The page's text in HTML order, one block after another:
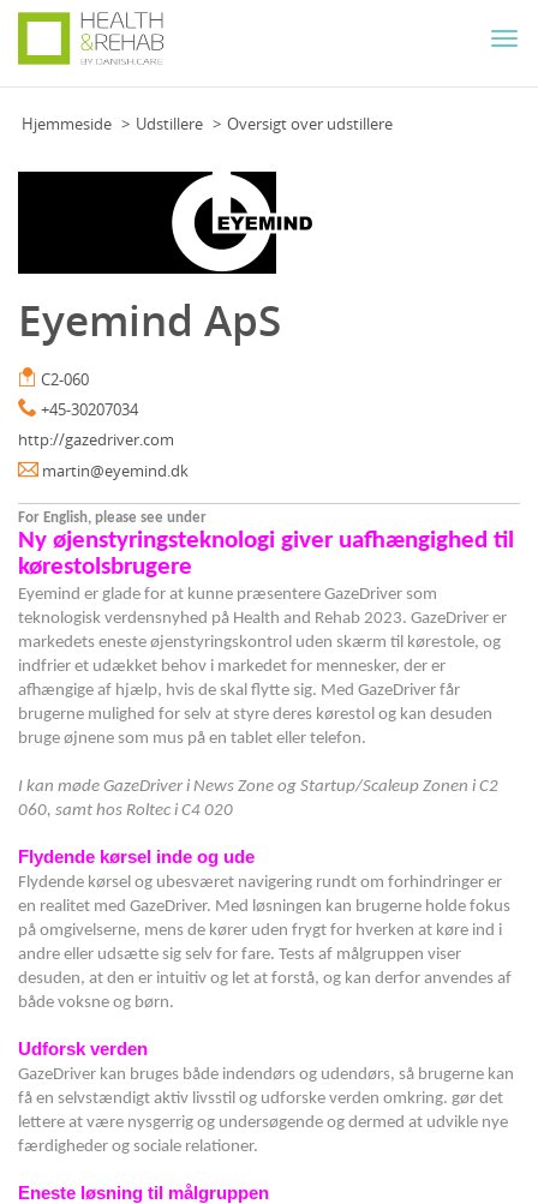
Hjemmeside Udstillere Oversigt over udstillere
Eyemind ApS
C2-060
+45-30207034
http://gazedriver.com
martin@eyemind.dk
For English, please see under
Ny øjenstyringsteknologi giver uafhængighed til
kørestolsbrugere
Eyemind er glade for at kunne præsentere GazeDriver som
teknologisk verdensnyhed på Health and Rehab 2023. GazeDriver er
markedets eneste øjenstyringskontrol uden skærm til kørestole, og
indfrier et udækket behov i markedet for mennesker, der er
afhængige af hjælp, hvis de skal flytte sig. Med GazeDriver får
brugerne mulighed for selv at styre deres kørestol og kan desuden
bruge øjnene som mus på en tablet eller telefon.
I kan møde GazeDriver i News Zone og Startup/Scaleup Zonen i C2
060, samt hos Roltec i C4 020
Flydende kørsel inde og ude
Flydende kørsel og ubesværet navigering rundt om forhindringer er
en realitet med GazeDriver. Med løsningen kan brugerne holde fokus
på omgivelserne, mens de kører uden frygt for hverken at køre ind i
andre eller udsætte sig selv for fare. Tests af målgruppen viser
desuden, at den er intuitiv og let at forstå, og kan derfor anvendes af
både voksne og børn.
Udforsk verden
GazeDriver kan bruges både indendørs og udendørs, så brugerne kan
få en selvstændigt aktiv livsstil og udforske verden omkring. gør det
lettere at være nysgerrig og undersøgende og dermed at udvikle nye
færdigheder og sociale relationer.
Eneste løsning til målgruppen